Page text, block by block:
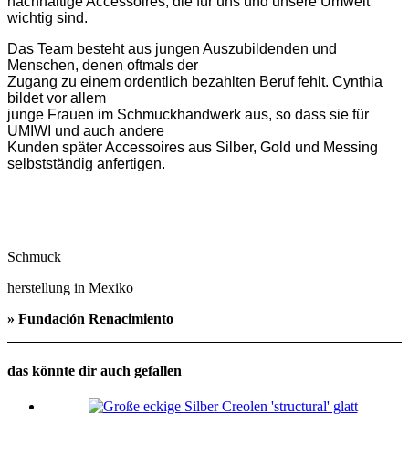
wichtig sind.
Das Team besteht aus jungen Auszubildenden und
Menschen, denen oftmals der
Zugang zu einem ordentlich bezahlten Beruf fehlt. Cynthia
bildet vor allem
junge Frauen im Schmuckhandwerk aus, so dass sie für
UMIWI und auch andere
Kunden später Accessoires aus Silber, Gold und Messing
selbstständig anfertigen.
Schmuck
herstellung in Mexiko
» Fundación Renacimiento
das könnte dir auch gefallen